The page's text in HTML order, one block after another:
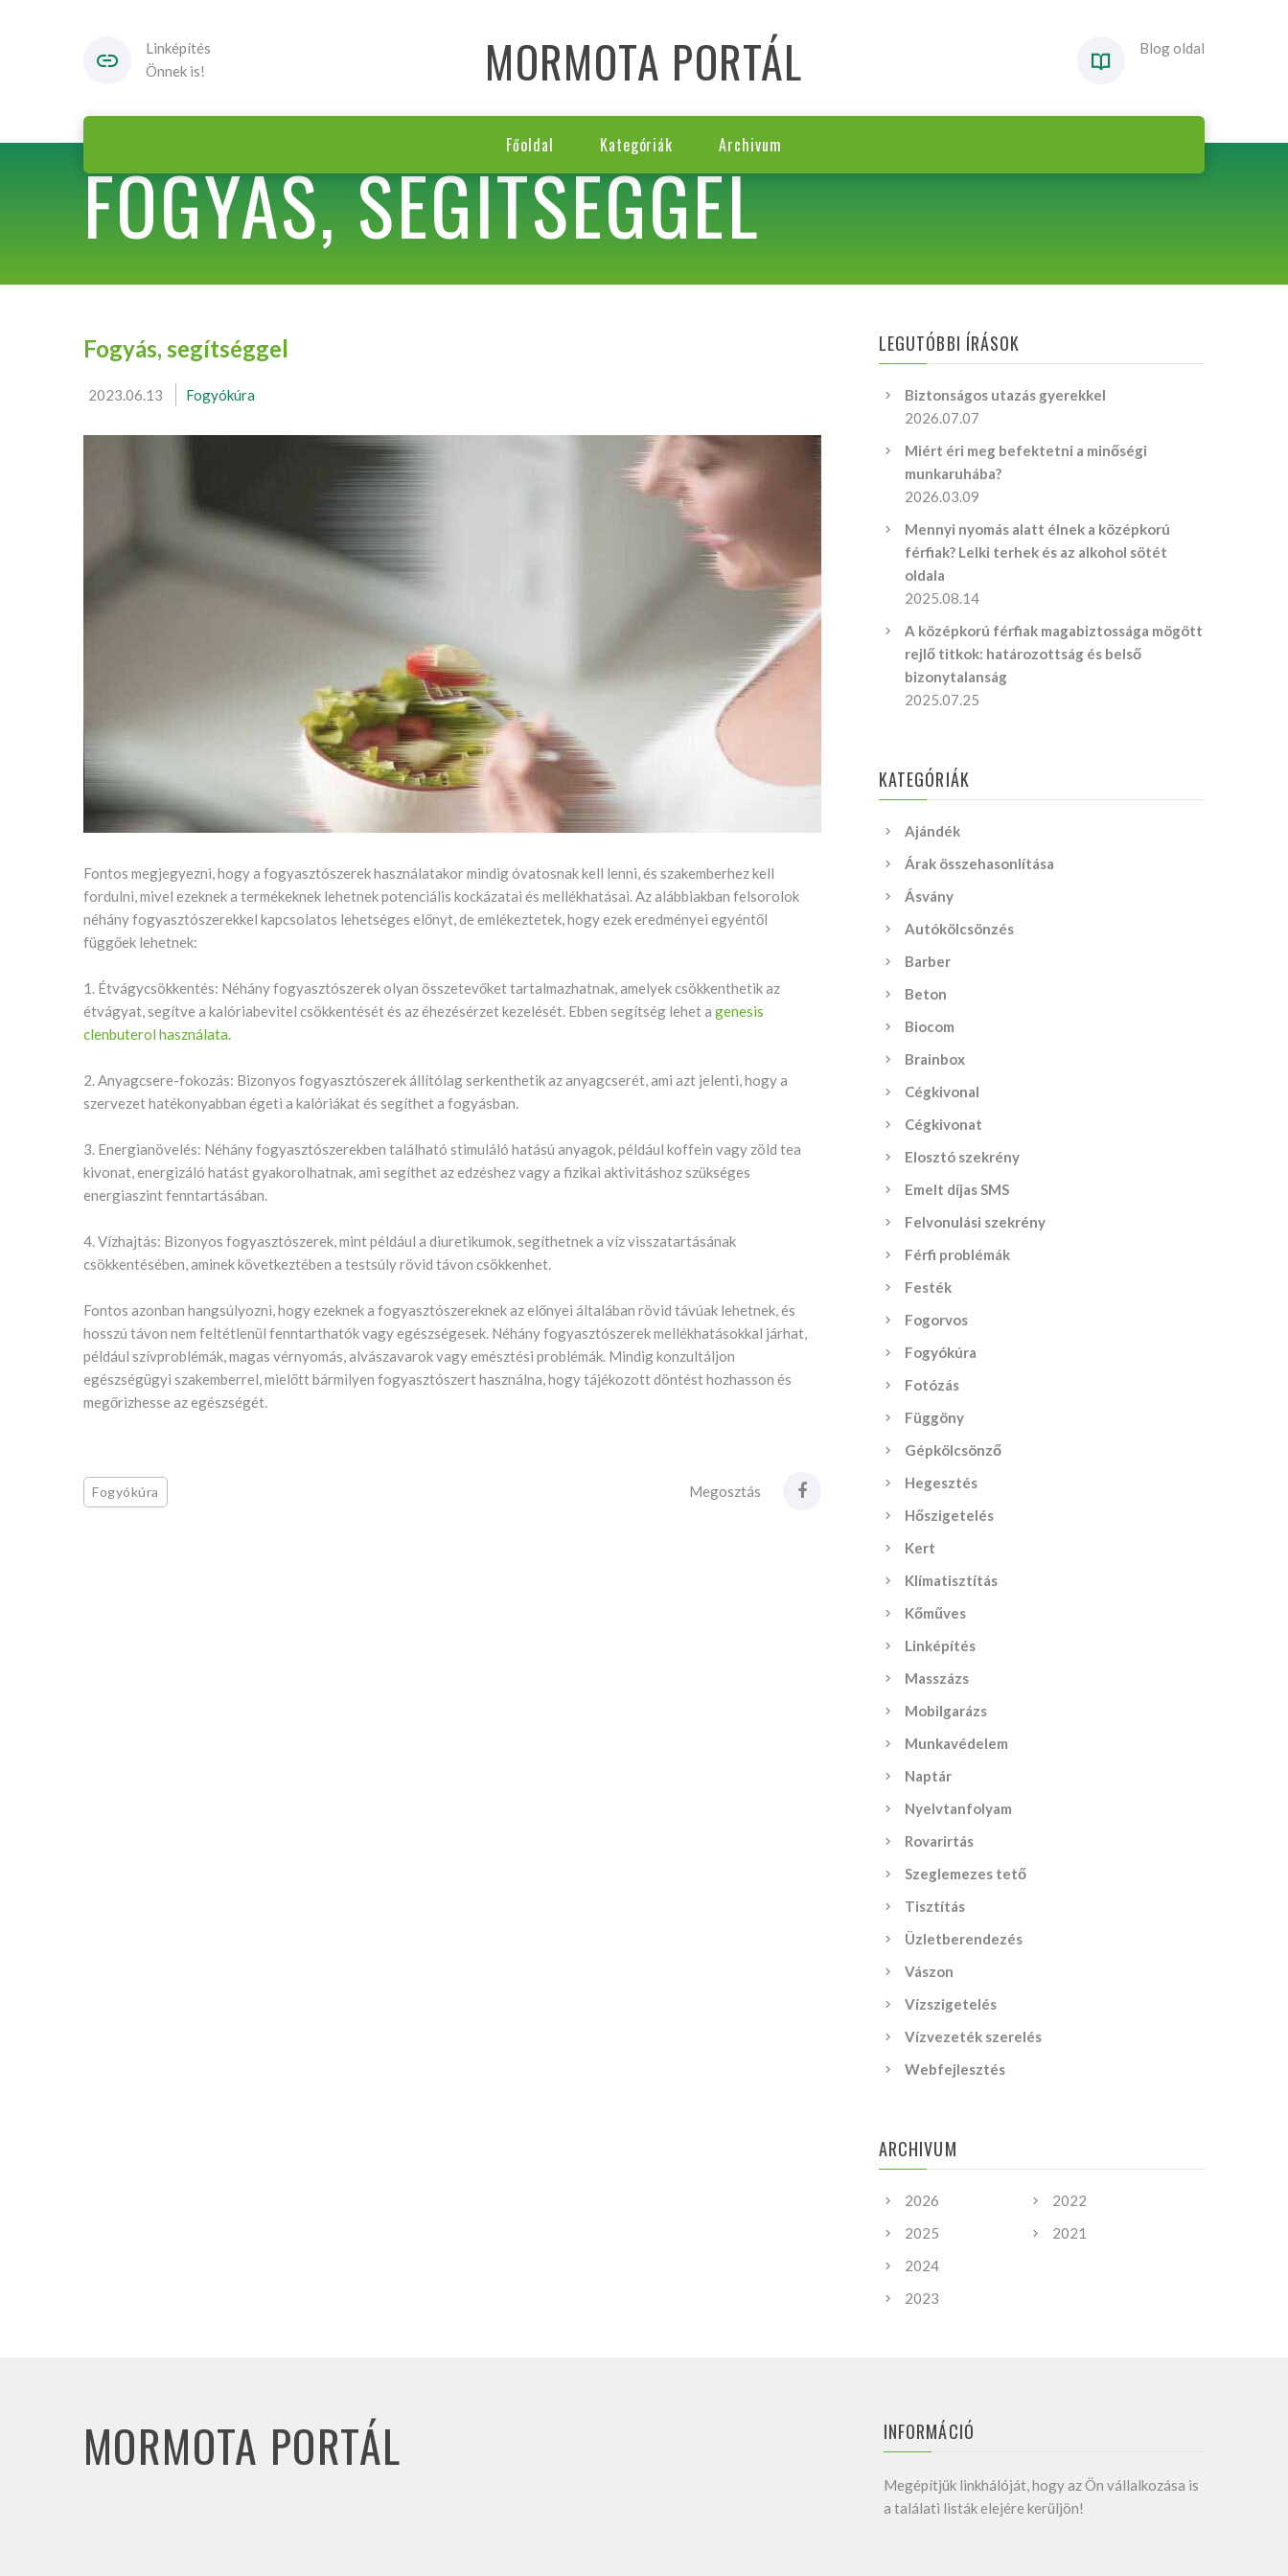
Linképítés
Önnek is!
MORMOTA PORTÁL Blog oldal
Főoldal Kategóriák Archivum
FOGYÁS, SEGÍTSÉGGEL
Fogyás, segítséggel
2023.06.13 Fogyókúra
Fontos megjegyezni, hogy a fogyasztószerek használatakor mindig óvatosnak kell lenni, és szakemberhez kell
fordulni, mivel ezeknek a termékeknek lehetnek potenciális kockázatai és mellékhatásai. Az alábbiakban felsorolok
néhány fogyasztószerekkel kapcsolatos lehetséges előnyt, de emlékeztetek, hogy ezek eredményei egyéntől
függőek lehetnek:
1. Étvágycsökkentés: Néhány fogyasztószerek olyan összetevőket tartalmazhatnak, amelyek csökkenthetik az
étvágyat, segítve a kalóriabevitel csökkentését és az éhezésérzet kezelését. Ebben segítség lehet agenesis
clenbuterol használata.
2. Anyagcsere-fokozás: Bizonyos fogyasztószerek állítólag serkenthetik az anyagcserét, ami azt jelenti, hogy a
szervezet hatékonyabban égeti a kalóriákat és segíthet a fogyásban.
3. Energianövelés: Néhány fogyasztószerekben található stimuláló hatású anyagok, például koffein vagy zöld tea
kivonat, energizáló hatást gyakorolhatnak, ami segíthet az edzéshez vagy a fizikai aktivitáshoz szükséges
energiaszint fenntartásában.
4. Vízhajtás: Bizonyos fogyasztószerek, mint például a diuretikumok, segíthetnek a víz visszatartásának
csökkentésében, aminek következtében a testsúly rövid távon csökkenhet.
Fontos azonban hangsúlyozni, hogy ezeknek a fogyasztószereknek az előnyei általában rövid távúak lehetnek, és
hosszú távon nem feltétlenül fenntarthatók vagy egészségesek. Néhány fogyasztószerek mellékhatásokkal járhat,
például szívproblémák, magas vérnyomás, alvászavarok vagy emésztési problémák. Mindig konzultáljon
egészségügyi szakemberrel, mielőtt bármilyen fogyasztószert használna, hogy tájékozott döntést hozhasson és
megőrizhesse az egészségét.
Fogyókúra Megosztás
LEGUTÓBBI ÍRÁSOK
Biztonságos utazás gyerekkel
2026.07.07
Miért éri meg befektetni a minőségi
munkaruhába?
2026.03.09
Mennyi nyomás alatt élnek a középkorú
férfiak? Lelki terhek és az alkohol sötét
oldala
2025.08.14
A középkorú férfiak magabiztossága mögött
rejlő titkok: határozottság és belső
bizonytalanság
2025.07.25
KATEGÓRIÁK
Ajándék
Árak összehasonlítása
Ásvány
Autókölcsönzés
Barber
Beton
Biocom
Brainbox
Cégkivonal
Cégkivonat
Elosztó szekrény
Emelt díjas SMS
Felvonulási szekrény
Férfi problémák
Festék
Fogorvos
Fogyókúra
Fotózás
Függöny
Gépkölcsönző
Hegesztés
Hőszigetelés
Kert
Klímatisztítás
Kőműves
Linképítés
Masszázs
Mobilgarázs
Munkavédelem
Naptár
Nyelvtanfolyam
Rovarirtás
Szeglemezes tető
Tisztítás
Üzletberendezés
Vászon
Vízszigetelés
Vízvezeték szerelés
Webfejlesztés
ARCHIVUM
2026
2025
2024
2023
2022
2021
INFORMÁCIÓ
Megépítjük linkhálóját, hogy az Ön vállalkozása is
a találati listák elejére kerüljön!
MORMOTA PORTÁL